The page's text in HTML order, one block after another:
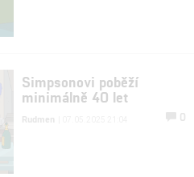
Simpsonovi poběží
minimálně 40 let
Rudmen 0